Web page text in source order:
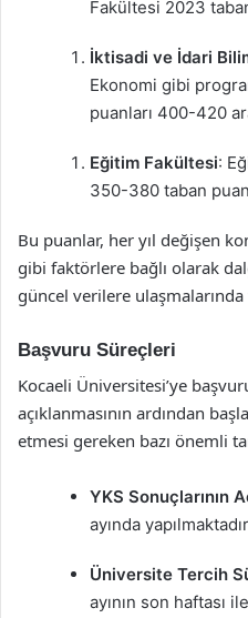
Fakültesi 2023
İktisadi ve İdari
Ekonomi gibi
puanları 400-420
Eğitim Fakültesi:
350-380 taban
Bu puanlar, her yıl değişen
gibi faktörlere bağlı olarak
güncel verilere ulaşmalarında
Başvuru Süreçleri
Kocaeli Üniversitesi’ye
açıklanmasının ardından
etmesi gereken bazı önemli
YKS Sonuçlarının
ayında
Üniversite Tercih
ayının son haftası